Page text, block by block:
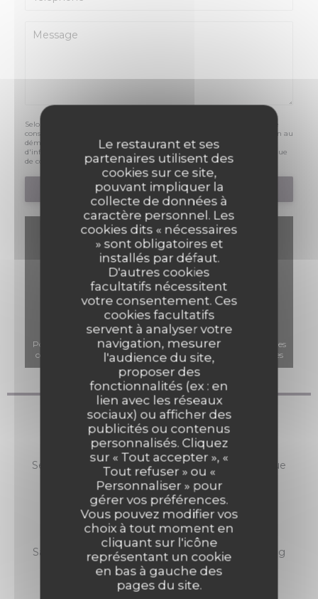
Le restaurant et ses
partenaires utilisent des
cookies sur ce site,
pouvant impliquer la
collecte de données à
caractère personnel. Les
cookies dits « nécessaires
» sont obligatoires et
installés par défaut.
D'autres cookies
facultatifs nécessitent
votre consentement. Ces
cookies facultatifs
servent à analyser votre
navigation, mesurer
l'audience du site,
proposer des
fonctionnalités (ex : en
lien avec les réseaux
sociaux) ou afficher des
publicités ou contenus
personnalisés. Cliquez
sur « Tout accepter », «
Tout refuser » ou «
Personnaliser » pour
gérer vos préférences.
Vous pouvez modifier vos
choix à tout moment en
cliquant sur l'icône
représentant un cookie
en bas à gauche des
pages du site.
Selon l'article L.223-2 du code de la consommation, il est rappelé que le
consommateur peut user de son droit à s'inscrire sur la liste d'opposition au
démarchage téléphonique Bloctel : bloctel.gouv.fr. Pour plus
d'informations sur le traitement de vos données, consultez notre
politique
de confidentialité.
Pour afficher la carte interactive Waze, vous devez accepter les
cookies Waze Map (Google). Ces cookies peuvent collecter des
données de navigation et de localisation.
Infos pratiques
Cuisine
Semi-Gastronomique, Produits frais, Bistronomique
Type de restaurant
Restaurant Gastronomique & Bistronomique
Services
Salle climatisée, privatisation du restaurant, Parking
public à proximité
Moyens de paiement